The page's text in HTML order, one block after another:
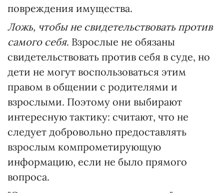
повреждения имущества.
Ложь, чтобы не свидетельствовать против
самого себя. Взрослые не обязаны
свидетельствовать против себя в суде, но
дети не могут воспользоваться этим
правом в общении с родителями и
взрослыми. Поэтому они выбирают
интересную тактику: считают, что не
следует добровольно предоставлять
взрослым компрометирующую
информацию, если не было прямого
вопроса.